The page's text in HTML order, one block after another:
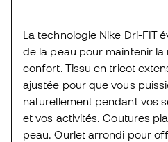
La technologie Nike Dri-FIT
de la peau pour maintenir la
confort. Tissu en tricot
ajustée pour que vous
naturellement pendant vos
et vos activités. Coutures
peau. Ourlet arrondi pour